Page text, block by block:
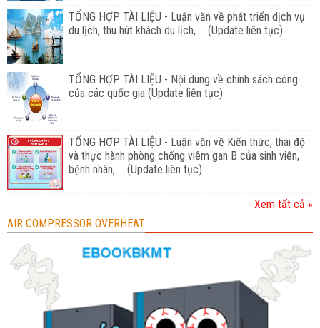
TỔNG HỢP TÀI LIỆU - Luận văn về phát triển dịch vụ
du lịch, thu hút khách du lịch, ... (Update liên tục)
TỔNG HỢP TÀI LIỆU - Nội dung về chính sách công
của các quốc gia (Update liên tục)
TỔNG HỢP TÀI LIỆU - Luận văn về Kiến thức, thái độ
và thực hành phòng chống viêm gan B của sinh viên,
bệnh nhân, ... (Update liên tục)
Xem tất cả »
AIR COMPRESSOR OVERHEAT